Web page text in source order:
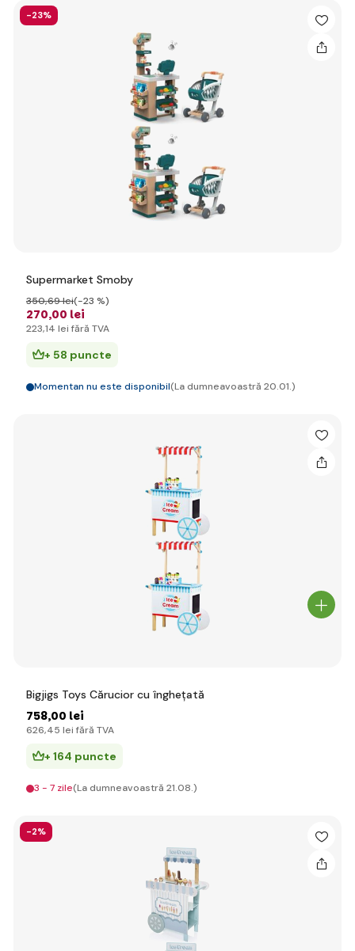
-23%
Supermarket Smoby
270,00 lei
350,69 lei(-23 %)
223,14 lei fără TVA
+ 58 puncte
Momentan nu este disponibil(La dumneavoastră 20.01.)
Bigjigs Toys Cărucior cu înghețată
758,00 lei
626,45 lei fără TVA
+ 164 puncte
3 - 7 zile(La dumneavoastră 21.08.)
-2%